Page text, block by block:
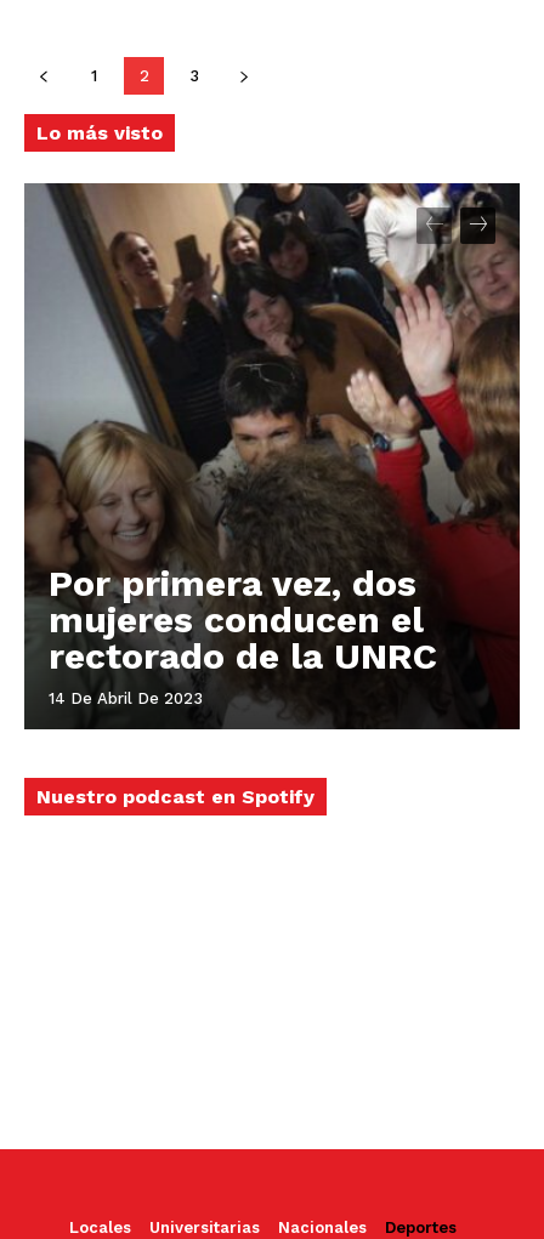
1 2 3
Lo más visto
Por primera vez, dos
mujeres conducen el
rectorado de la UNRC
14 De Abril De 2023
Nuestro podcast en Spotify
Locales Universitarias Nacionales
Deportes